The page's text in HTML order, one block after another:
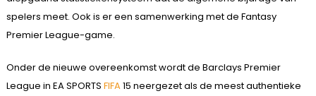
spelers meet. Ook is er een samenwerking met de Fantasy
Premier League-game.
Onder de nieuwe overeenkomst wordt de Barclays Premier
League in EA SPORTS FIFA15 neergezet als de meest authentieke